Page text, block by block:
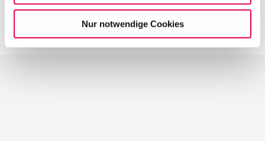
willigen Sie in die Verwendung der gewählten Cookies
ein. Diese Auswahl können Sie jederzeit ändern oder
Ihre Einwilligung widerrufen, indem Sie am Ende der
Nur notwendige Cookies